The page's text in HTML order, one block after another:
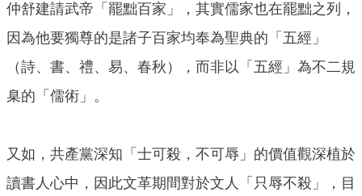
仲舒建請武帝「罷黜百家」，其實儒家也在罷黜之列，
因為他要獨尊的是諸子百家均奉為聖典的「五經」
（詩、書、禮、易、春秋），而非以「五經」為不二規
臬的「儒術」。
又如，共產黨深知「士可殺，不可辱」的價值觀深植於
讀書人心中，因此文革期間對於文人「只辱不殺」，目